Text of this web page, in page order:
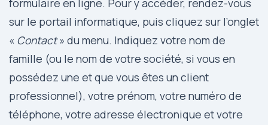
formulaire en ligne. Pour y accéder, rendez-vous
sur le portail informatique, puis cliquez sur l’onglet
« Contact» du menu. Indiquez votre nom de
famille (ou le nom de votre société, si vous en
possédez une et que vous êtes un client
professionnel), votre prénom, votre numéro de
téléphone, votre adresse électronique et votre